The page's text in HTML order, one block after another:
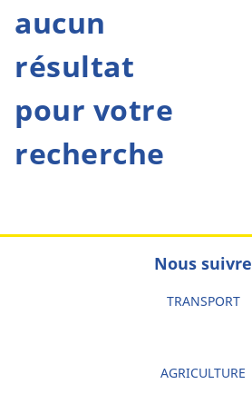
aucun
résultat
pour votre
recherche
Nous suivre
TRANSPORT
AGRICULTURE